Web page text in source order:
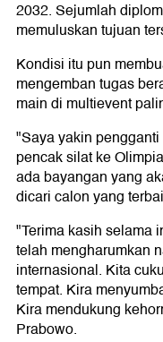
2032. Sejumlah
memuluskan tujuan
Kondisi itu pun
mengemban tugas
main di multievent
"Saya yakin
pencak silat ke
ada bayangan yang
dicari calon yang
"Terima kasih selama
telah mengharumkan
internasional. Kita
tempat. Kira
Kira mendukung
Prabowo.